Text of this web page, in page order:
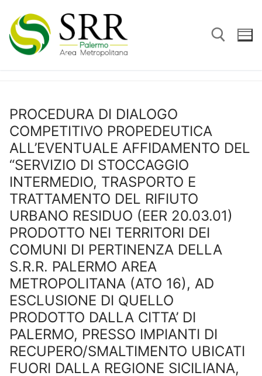
contenuto
PROCEDURA DI DIALOGO
COMPETITIVO PROPEDEUTICA
ALL’EVENTUALE AFFIDAMENTO DEL
“SERVIZIO DI STOCCAGGIO
INTERMEDIO, TRASPORTO E
TRATTAMENTO DEL RIFIUTO
URBANO RESIDUO (EER 20.03.01)
PRODOTTO NEI TERRITORI DEI
COMUNI DI PERTINENZA DELLA
S.R.R. PALERMO AREA
METROPOLITANA (ATO 16), AD
ESCLUSIONE DI QUELLO
PRODOTTO DALLA CITTA’ DI
PALERMO, PRESSO IMPIANTI DI
RECUPERO/SMALTIMENTO UBICATI
FUORI DALLA REGIONE SICILIANA,